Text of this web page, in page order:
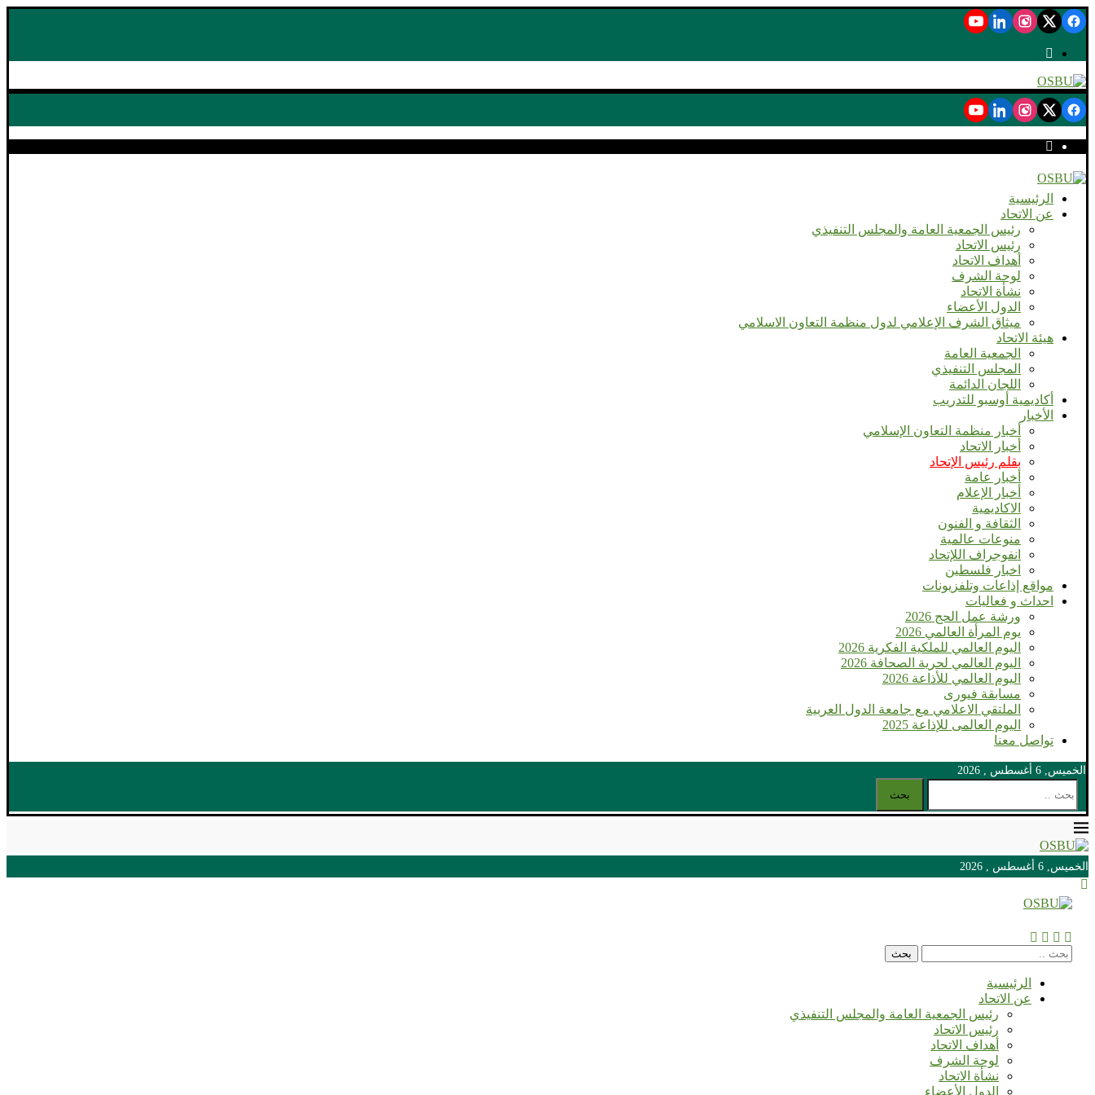
الرئيسية
عن الاتحاد
رئيس الجمعية العامة والمجلس التنفيذي
رئيس الاتحاد
أهداف الاتحاد
لوحة الشرف
نشأة الاتحاد
الدول الأعضاء
ميثاق الشرف الإعلامي لدول منظمة التعاون الاسلامي
هيئة الاتحاد
الجمعية العامة
المجلس التنفيذي
اللجان الدائمة
أكاديمية أوسبو للتدريب
الأخبار
أخبار منظمة التعاون الإسلامي
أخبار الاتحاد
بقلم رئيس الإتحاد
أخبار عامة
أخبار الإعلام
الاكاديمية
الثقافة و الفنون
منوعات عالمية
انفوجراف اللإتحاد
اخبار فلسطين
مواقع إذاعات وتلفزيونات
احداث و فعاليات
ورشة عمل الحج 2026
يوم المرأة العالمي 2026
اليوم العالمي للملكية الفكرية 2026
اليوم العالمي لحرية الصحافة 2026
اليوم العالمي للأذاعة 2026
مسابقة فيورى
الملتقي الاعلامي مع جامعة الدول العربية
اليوم العالمى للإذاعة 2025
تواصل معنا
الخميس, 6 أغسطس , 2026
بحث
الخميس, 6 أغسطس , 2026
بحث
الرئيسية
عن الاتحاد
رئيس الجمعية العامة والمجلس التنفيذي
رئيس الاتحاد
أهداف الاتحاد
لوحة الشرف
نشأة الاتحاد
الدول الأعضاء